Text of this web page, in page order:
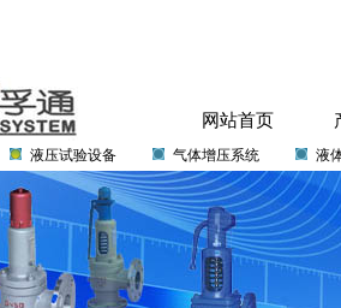
网站首页
液压试验设备 气体增压系统 液